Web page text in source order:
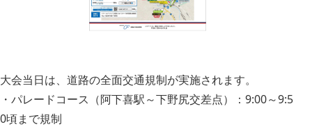
大会当日は、道路の全面交通規制が実施されます。
・パレードコース（阿下喜駅～下野尻交差点）：9:00～9:5
0頃まで規制